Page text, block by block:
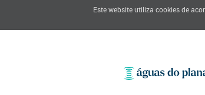
Este website utiliza cookies de